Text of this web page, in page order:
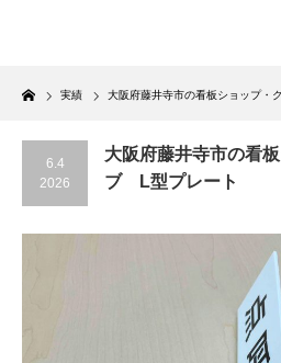
Home
実績 大阪府藤井寺市の看板ショップ・
6.4
2026
大阪府藤井寺市の看
ブ L型プレート